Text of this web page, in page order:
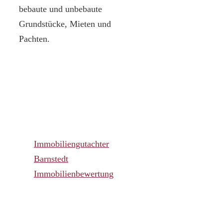
bebaute und unbebaute
Grundstücke, Mieten und
Pachten.
Immobiliengutachter
Barnstedt
Immobilienbewertung